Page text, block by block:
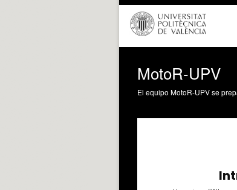
MotoR-UPV